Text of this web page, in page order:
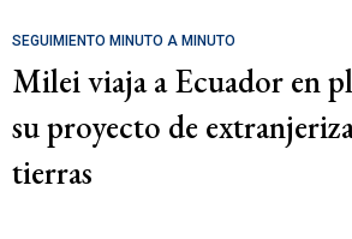
SEGUIMIENTO MINUTO A MINUTO
Milei viaja a Ecuador en
su proyecto de
tierras